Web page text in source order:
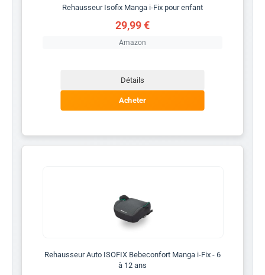
Rehausseur Isofix Manga i-Fix pour enfant
29,99 €
Amazon
Détails
Acheter
Rehausseur Auto ISOFIX Bebeconfort Manga i-Fix - 6
à 12 ans